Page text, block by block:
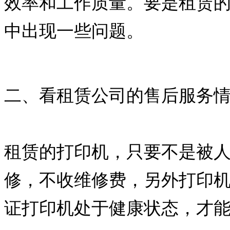
中出现一些问题。
二、看租赁公司的售后服务
租赁的打印机，只要不是被
修，不收维修费，另外打印
证打印机处于健康状态，才